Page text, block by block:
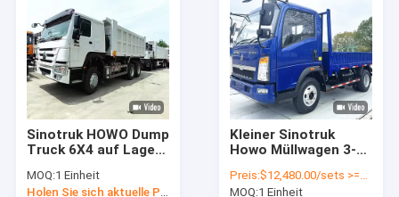
Sinotruk HOWO Dump
Truck 6X4 auf Lager
Tipper Truck 40
MOQ:1 Einheit
Holen Sie sich aktuelle Preis
Kleiner Sinotruk
Howo Müllwagen 3-4
Lastwagen Euro 3
Preis:$12,480.00/sets >=1 sets
MOQ:1 Einheit